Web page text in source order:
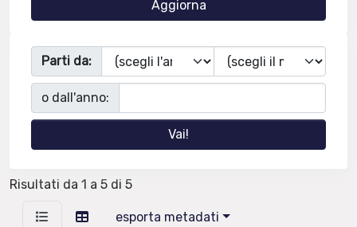
Parti da:
o dall'anno:
Risultati da 1 a 5 di 5
esporta metadati